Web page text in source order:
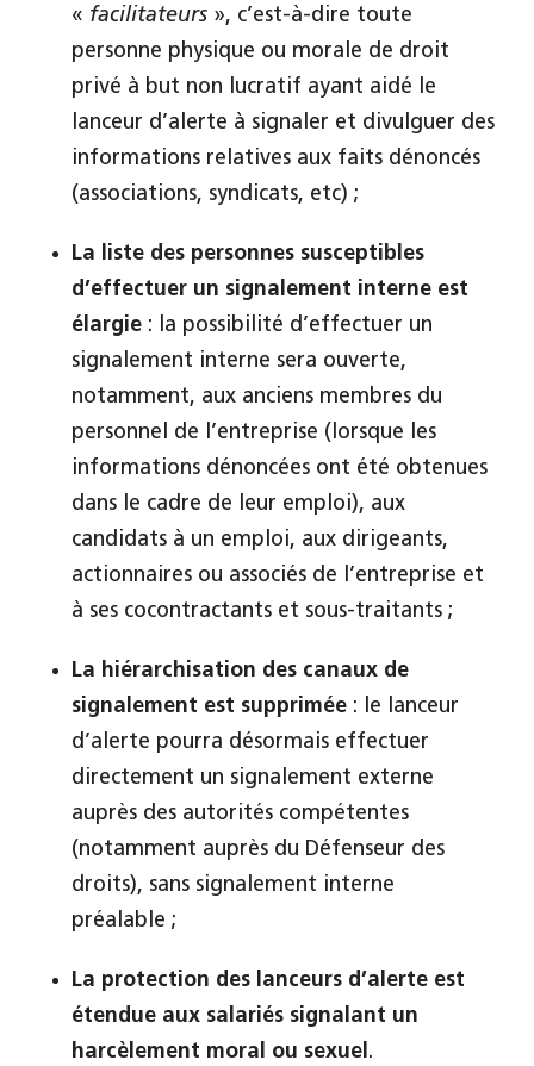
« facilitateurs », c’est-à-dire toute
personne physique ou morale de droit
privé à but non lucratif ayant aidé le
lanceur d’alerte à signaler et divulguer des
informations relatives aux faits dénoncés
(associations, syndicats, etc) ;
La liste des personnes susceptibles
d’effectuer un signalement interne est
élargie : la possibilité d’effectuer un
signalement interne sera ouverte,
notamment, aux anciens membres du
personnel de l’entreprise (lorsque les
informations dénoncées ont été obtenues
dans le cadre de leur emploi), aux
candidats à un emploi, aux dirigeants,
actionnaires ou associés de l’entreprise et
à ses cocontractants et sous-traitants ;
La hiérarchisation des canaux de
signalement est supprimée : le lanceur
d’alerte pourra désormais effectuer
directement un signalement externe
auprès des autorités compétentes
(notamment auprès du Défenseur des
droits), sans signalement interne
préalable ;
La protection des lanceurs d’alerte est
étendue aux salariés signalant un
harcèlement moral ou sexuel.